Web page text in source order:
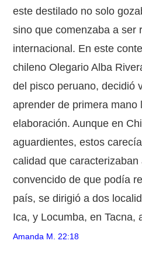
este destilado no solo
sino que comenzaba a ser
internacional. En este
chileno Olegario Alba
del pisco peruano, decidió
aprender de primera mano
elaboración. Aunque en
aguardientes, estos
calidad que
convencido de que podía
país, se dirigió a dos
Ica, y Locumba, en Tacna,
Amanda M. 22:18